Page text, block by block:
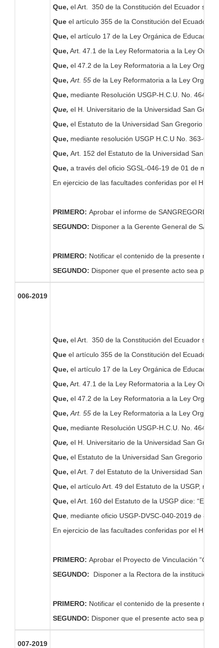
Que, el Art. 350 de la Constitución del Ecuador
Que el artículo 355 de la Constitución del Ecuador,
Que, el artículo 17 de la Ley Orgánica de Educación
Que, Art. 47.1 de la Ley Reformatoria a la Ley
Que, el 47.2 de la Ley Reformatoria a la Ley
Que,Art. 55 de la Ley Reformatoria a la Ley
Que, mediante Resolución USGP-H.C.U. No. 464-
Que, el H. Universitario de la Universidad San
Que, el Estatuto de la Universidad San Gregorio de
Que, mediante resolución USGP H.C.U No. 363-09-
Que, Art. 152 del Estatuto de la Universidad San
Que, a través del oficio SGSL-046-19 de 01 de
En ejercicio de las facultades conferidas por el H.
PRIMERO: Aprobar el informe de
SEGUNDO: Disponer a la Gerente General de
PRIMERO: Notificar el contenido de la presente
SEGUNDO: Disponer que el presente acto sea
006-2019
Que, el Art. 350 de la Constitución del Ecuador
Que el artículo 355 de la Constitución del Ecuador,
Que, el artículo 17 de la Ley Orgánica de Educación
Que, Art. 47.1 de la Ley Reformatoria a la Ley
Que, el 47.2 de la Ley Reformatoria a la Ley
Que,Art. 55 de la Ley Reformatoria a la Ley
Que, mediante Resolución USGP-H.C.U. No. 464-
Que, el H. Universitario de la Universidad San
Que, el Estatuto de la Universidad San Gregorio de
Que, el Art. 7 del Estatuto de la Universidad San
Que, el artículo Art. 49 del Estatuto de la USGP,
Que, el Art. 160 del Estatuto de la USGP dice: “El
Que, mediante oficio USGP-DVSC-040-2019 de 8
En ejercicio de las facultades conferidas por el H.
PRIMERO: Aprobar el Proyecto de Vinculación “Cine
SEGUNDO: Disponer a la Rectora de la institución
PRIMERO: Notificar el contenido de la presente
SEGUNDO: Disponer que el presente acto sea
007-2019